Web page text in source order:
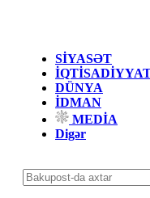
SİYASƏT
DÜNYA
İDMAN
MEDİA
Digər